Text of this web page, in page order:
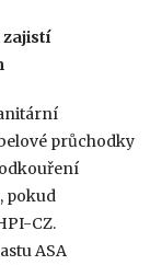
zajistí
průchodky
pokud
CZ.
ASA